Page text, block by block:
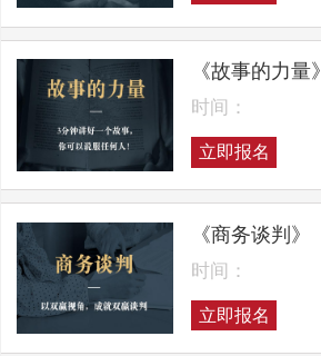
《故事的力量》
时间：
立即报名
《商务谈判》
时间：
立即报名